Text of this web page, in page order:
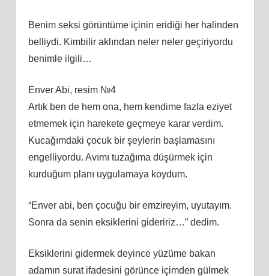
Benim seksi görüntüme içinin eridiği her halinden
belliydi. Kimbilir aklından neler neler geçiriyordu
benimle ilgili…
Enver Abi, resim №4
Artık ben de hem ona, hem kendime fazla eziyet
etmemek için harekete geçmeye karar verdim.
Kucağımdaki çocuk bir şeylerin başlamasını
engelliyordu. Avımı tuzağıma düşürmek için
kurduğum planı uygulamaya koydum.
“Enver abi, ben çocuğu bir emzireyim, uyutayım.
Sonra da senin eksiklerini gideririz…” dedim.
Eksiklerini gidermek deyince yüzüme bakan
adamın surat ifadesini görünce içimden gülmek